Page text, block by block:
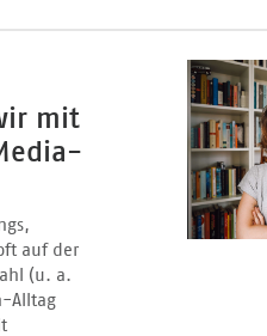
mit
auf der
(u. a.
Alltag